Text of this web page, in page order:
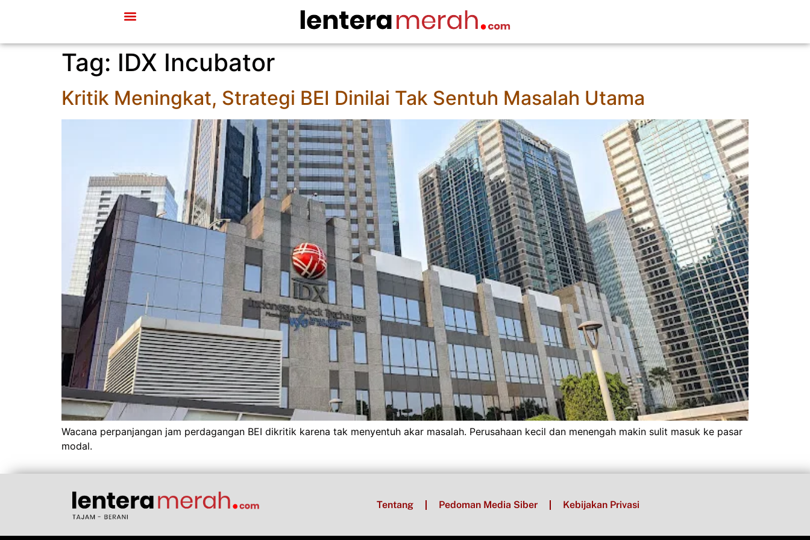
Tag: IDX Incubator
Kritik Meningkat, Strategi BEI Dinilai Tak Sentuh Masalah Utama
Wacana perpanjangan jam perdagangan BEI dikritik karena tak menyentuh akar masalah. Perusahaan kecil dan menengah makin sulit masuk ke pasar
modal.
Tentang Pedoman Media Siber Kebijakan Privasi